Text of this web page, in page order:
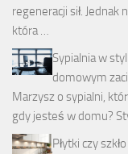
regeneracji sił.
która …
Sypialnia w
domowym
Marzysz o sypialni,
gdy jesteś w domu?
Płytki czy